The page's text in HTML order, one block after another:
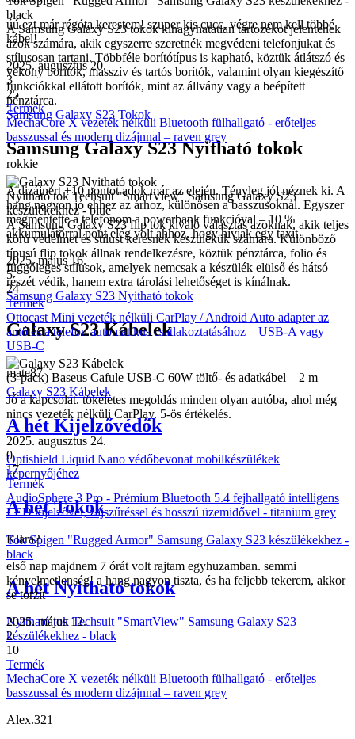
black
A Samsung Galaxy S23 tokok kihagyhatatlan tartozékot jelentenek
azok számára, akik egyszerre szeretnék megvédeni telefonjukat és
stílusosan tartani. Többféle borítótípus is kapható, köztük átlátszó és
vékony borítók, masszív és tartós borítók, valamint olyan kiegészítő
funkciókkal ellátott borítók, mint az állvány vagy a beépített
pénztárca.
Samsung Galaxy S23 Tokok
Samsung Galaxy S23 Nyitható tokok
Nyitható tok Techsuit "SmartView" Samsung Galaxy S23
készülékekhez - blue
A Samsung Galaxy S23 flip tok kiváló választás azoknak, akik teljes
körű védelmet és stílust keresnek készülékük számára. Különböző
típusú flip tokok állnak rendelkezésre, köztük pénztárca, folio és
függőleges stílusok, amelyek nemcsak a készülék elülső és hátsó
részét védik, hanem extra tárolási lehetőséget is kínálnak.
Samsung Galaxy S23 Nyitható tokok
Galaxy S23 Kábelek
(3-pack) Baseus Cafule USB-C 60W töltő- és adatkábel – 2 m
Galaxy S23 Kábelek
A hét Kijelzővédők
Optishield Liquid Nano védőbevonat mobilkészülékek
képernyőjéhez
A hét Tokok
Tok Spigen "Rugged Armor" Samsung Galaxy S23 készülékekhez -
black
A hét Nyitható tokok
Nyitható tok Techsuit "SmartView" Samsung Galaxy S23
készülékekhez - black
úú ezt már régóta kerestem! szuper kis cucc, végre nem kell többé
kábel!
2025. augusztus 20.
3
25
Termék
MechaCore X vezeték nélküli Bluetooth fülhallgató - erőteljes
basszussal és modern dizájnnal – raven grey
rokkie
A dizájnért +10 pontot adok már az elején. Tényleg jól néznek ki. A
hang nagyon jó ehhez az árhoz, különösen a basszusoknál. Egyszer
megmentette a telefonom a powerbank funkcióval – 10 %
akkumulátorral pont elég volt ahhoz, hogy hívjak egy taxit
2025. május 16.
5
24
Termék
Ottocast Mini vezeték nélküli CarPlay / Android Auto adapter az
autó és a telefon automatikus csatlakoztatásához – USB-A vagy
USB-C
mate87
Jó a kapcsolat. tökéletes megoldás minden olyan autóba, ahol még
nincs vezeték nélküli CarPlay. 5-ös értékelés.
2025. augusztus 24.
0
17
Termék
AudioSphere 3 Pro - Prémium Bluetooth 5.4 fejhallgató intelligens
LED kijelzővel, zajszűréssel és hosszú üzemidővel - titanium grey
Klara2
első nap majdnem 7 órát volt rajtam egyhuzamban. semmi
kényelmetlenség! a hang nagyon tiszta, és ha feljebb tekerem, akkor
se torzít
2025. május 12.
2
10
Termék
MechaCore X vezeték nélküli Bluetooth fülhallgató - erőteljes
basszussal és modern dizájnnal – raven grey
Alex.321